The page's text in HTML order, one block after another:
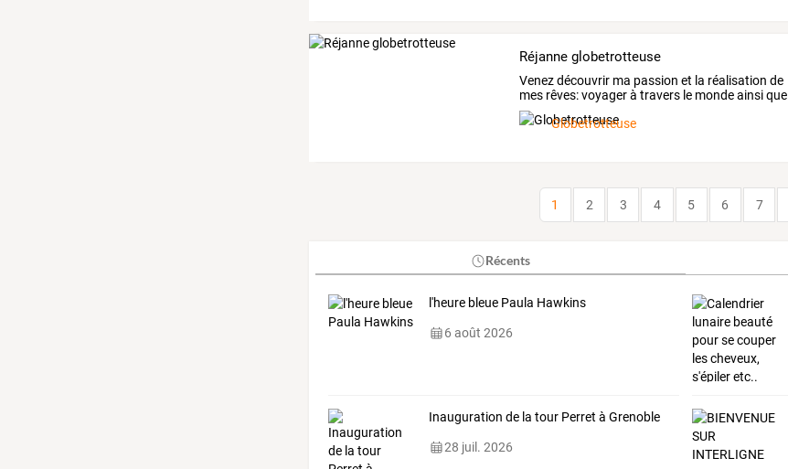
Réjanne globetrotteuse
Venezdécouvrir ma passion et la réalisation de
mes rêves:voyagerà travers le mondeainsique
mes
Globetrotteuse
1 2 3 4 5 6 7
Récents
l'heure bleue Paula Hawkins
6 août 2026
Inauguration de la tour Perret à Grenoble
28 juil. 2026